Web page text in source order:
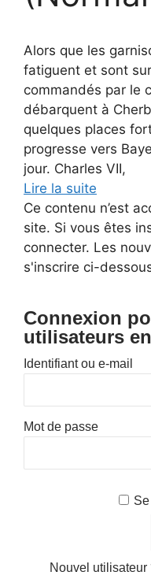
Alors que les
fatiguent et sont
commandés par le
débarquent à
quelques places
progresse vers
jour. Charles VII,
Lire la suite
Ce contenu n’est
site. Si vous êtes
connecter. Les
s'inscrire ci-
Connexion
utilisateurs
Identifiant ou e-mail
Mot de passe
Nouvel